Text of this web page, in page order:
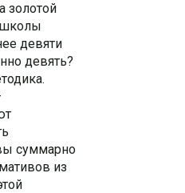
золотой
школы
девяти
девять?
суммарно
из